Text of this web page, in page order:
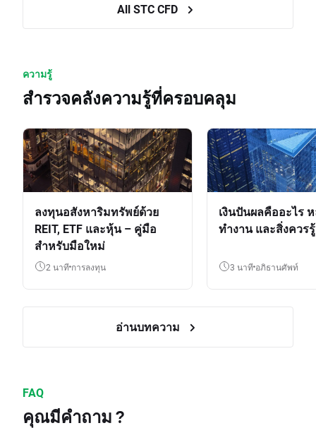
All STC CFD
ความรู้
สำรวจคลังความรู้ที่ครอบคลุม
ลงทุนอสังหาริมทรัพย์ด้วย
REIT, ETF และหุ้น – คู่มือ
สำหรับมือใหม่
2 นาที การลงทุน
เงินปันผลคืออะไร
ทำงาน และสิ่งควรรู้
3 นาที อภิธานศัพท์
อ่านบทความ
FAQ
คุณมีคำถาม ?